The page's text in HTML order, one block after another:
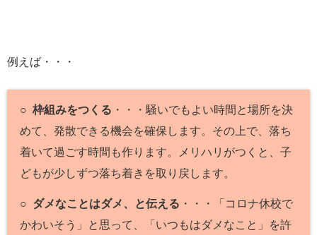
例えば・・・
○ 枠組みをつくる ・・・騒いでもよい時間と場所を決
めて、発散できる機会を確保します。その上で、落ち
着いて過ごす時間も作ります。メリハリがつくと、子
どもが少しずつ落ち着きを取り戻します。
○ ダメなことはダメ、と伝える ・・・「コロナ休校で
かわいそう」と思って、「いつもはダメなこと」を許